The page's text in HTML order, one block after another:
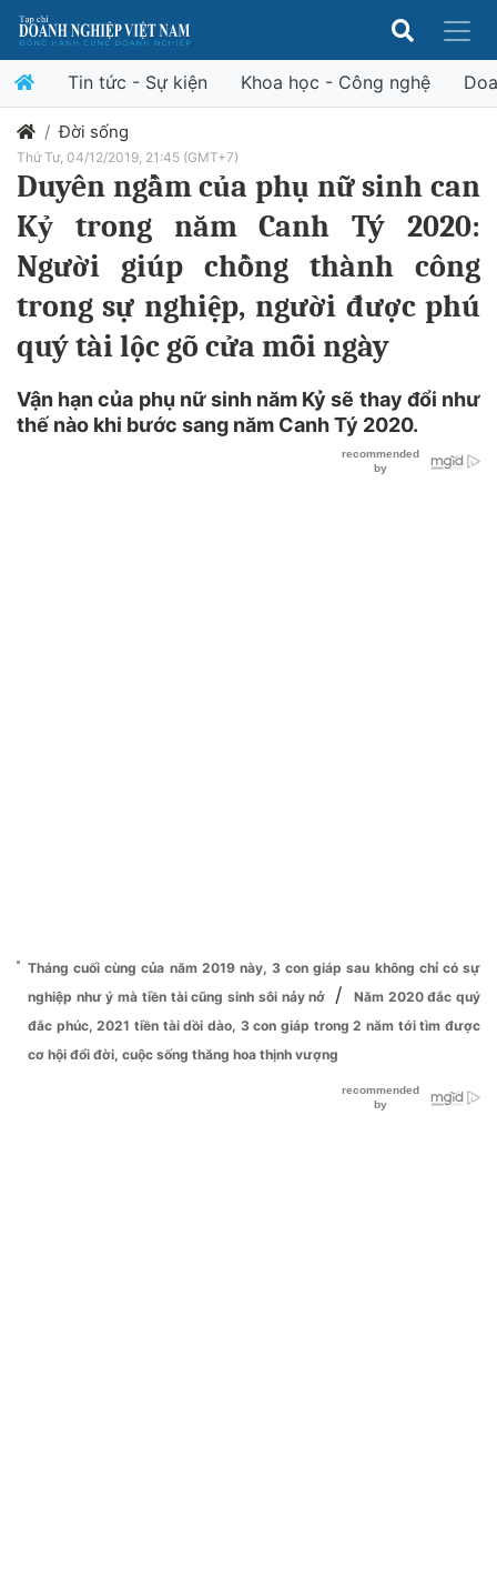
Tin tức - Sự kiện Khoa học - Công nghệ
Đời sống
Thứ Tư, 04/12/2019, 21:45 (GMT+7)
Duyên ngầm của phụ nữ sinh can
Kỷ trong năm Canh Tý 2020:
Người giúp chồng thành công
trong sự nghiệp, người được phú
quý tài lộc gõ cửa mỗi ngày
Vận hạn của phụ nữ sinh năm Kỷ sẽ thay đổi như
thế nào khi bước sang năm Canh Tý 2020.
Tháng cuối cùng của năm 2019 này, 3 con giáp sau không chỉ có sự
nghiệp như ý mà tiền tài cũng sinh sôi nảy nở
/
Năm 2020 đắc quý
đắc phúc, 2021 tiền tài dồi dào, 3 con giáp trong 2 năm tới tìm được
cơ hội đổi đời, cuộc sống thăng hoa thịnh vượng